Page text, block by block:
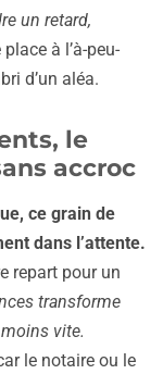
un retard,
à l’à-peu-
d’un aléa.
le
accroc
ce grain de
dans l’attente.
repart pour un
transforme
vite.
le notaire ou le